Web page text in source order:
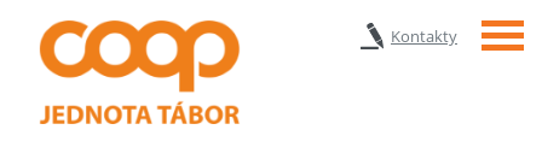
Kontakty Menu